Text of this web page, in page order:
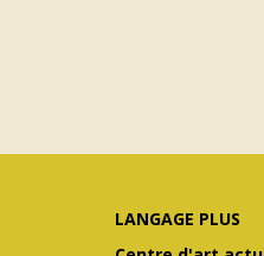
LANGAGE PLUS